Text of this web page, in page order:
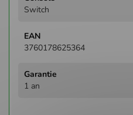
d'infos
Switch
3760178625364
1 an